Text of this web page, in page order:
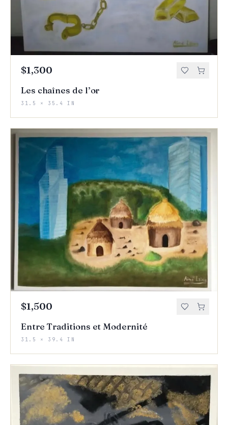
$1,300
Les chaînes de l’or
31.5 × 35.4 IN
$1,500
Entre Traditions et Modernité
31.5 × 39.4 IN